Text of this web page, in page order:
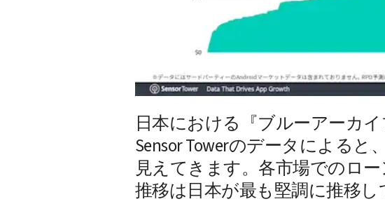
日本における『ブルーアーカ
Sensor Towerのデータによる
見えてきます。各市場でのロ
推移は日本が最も堅調に推移し